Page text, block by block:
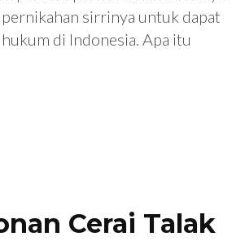
sirrinya untuk dapat
di Indonesia. Apa itu
Cerai Talak